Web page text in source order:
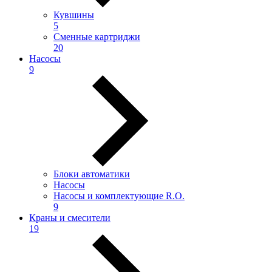
Кувшины
5
Сменные картриджи
20
Насосы
9
Блоки автоматики
Насосы
Насосы и комплектующие R.O.
9
Краны и смесители
19